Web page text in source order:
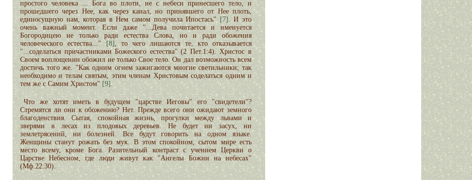
простого человека ... Бога во плоти, не с небеси принесшего тело, и
прошедшего через Нее, как через канал, но принявшего от Нее плоть,
единосущную нам, которая в Нем самом получила Ипостась"
[7] . И это
очень важный момент. Если даже "...Дева почитается и именуется
Богородицею не только ради естества Слова, но и ради обожения
человеческого естества..."[8], то чего лишаются те, кто отказывается
"...соделаться причастниками Божеского естества" (2 Пет.1:4). Христос в
Своем воплощении обожил не только Свое тело. Он дал возможность всем
достичь того же. "Как одним огнем зажигаются многие светильники; так
необходимо и телам святым, этим членам Христовым соделаться одним и
тем же с Самим Христом" [9].
Что же хотят иметь в будущем "царстве Иеговы" его "свидетели"?
Стремятся ли они к обожению? Нет. Прежде всего они ожидают земного
благоденствия. Сытая, спокойная жизнь, прогулки между львами и
зверями в лесах из плодовых деревьев. Не будет ни засух, ни
землетрясений, ни болезней. Все будут говорить на одном языке.
Женщины станут рожать без мук. В этом спокойном, сытом мире есть
место всему, кроме Бога. Разительный контраст с учением Церкви о
Царстве Небесном, где люди живут как "Ангелы Божии на небесах"
(Мф.22:30).